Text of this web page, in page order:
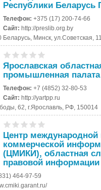
Республики Беларусь
Телефон:+375 (17) 200-74-66
Сайт:http://preslib.org.by
Беларусь, Минск, ул.Советская, 11,
Ярославская
промышленная палата
Телефон:+7 (4852) 32-80-53
Сайт:http://yartpp.ru
62, г.Ярославль, РФ, 150014
Центр международной
коммерческой
(ЦМИКИ), областная
правовой информации
464-97-59